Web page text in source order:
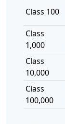
Class 100
Class
1,000
Class
10,000
Class
100,000